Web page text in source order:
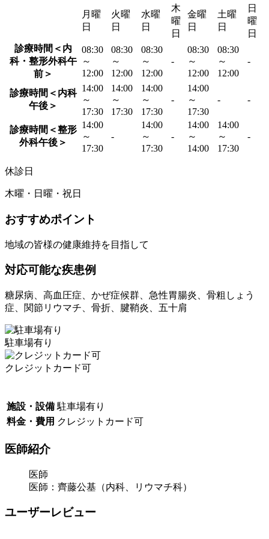
月曜
日
火曜
日
水曜
日
木
曜
日
金曜
日
土曜
日
日
曜
日
診療時間＜内
科・整形外科午
前＞
08:30
～
12:00
08:30
～
12:00
08:30
～
12:00
-
08:30
～
12:00
08:30
～
12:00
-
診療時間＜内科
午後＞
14:00
～
17:30
14:00
～
17:30
14:00
～
17:30
-
14:00
～
17:30
- -
診療時間＜整形
外科午後＞
14:00
～
17:30
-
14:00
～
17:30
-
14:00
～
14:00
14:00
～
17:30
-
休診日
木曜・日曜・祝日
おすすめポイント
地域の皆様の健康維持を目指して
対応可能な疾患例
糖尿病、高血圧症、かぜ症候群、急性胃腸炎、骨粗しょう
症、関節リウマチ、骨折、腱鞘炎、五十肩
駐車場有り
クレジットカード可
施設・設備 駐車場有り
料金・費用 クレジットカード可
医師紹介
医師
医師：齊藤公基（内科、リウマチ科）
ユーザーレビュー